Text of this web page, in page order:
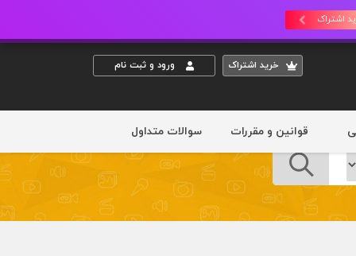
اشتراک
خريد اشتراک ورود و ثبت نام
قوانین و مقررات سوالات متداول